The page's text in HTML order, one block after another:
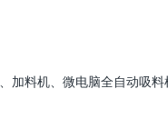
加料机、微电脑全自动吸